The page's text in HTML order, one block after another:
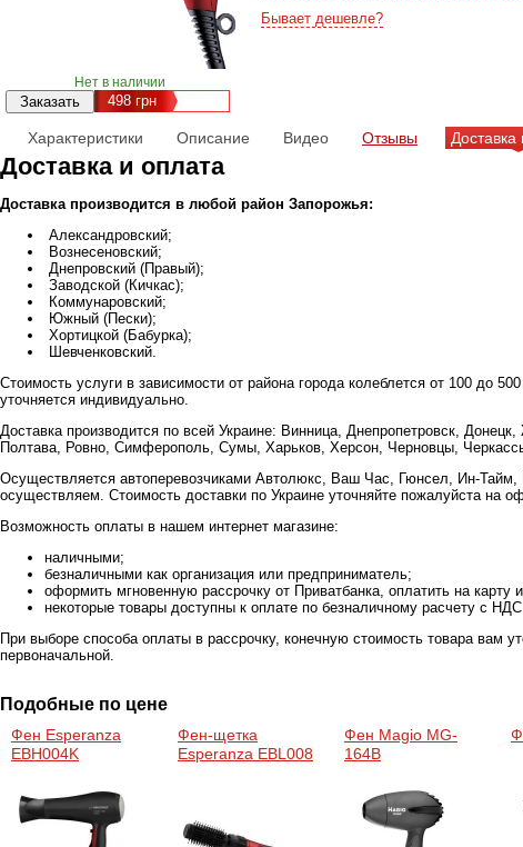
Нет в наличии
498грн
Бывает дешевле?
Характеристики Описание Видео Отзывы Доставка
Доставка и оплата
Доставка производится в любой район Запорожья:
Александровский;
Вознесеновский;
Днепровский (Правый);
Заводской (Кичкас);
Коммунаровский;
Южный (Пески);
Хортицкой (Бабурка);
Шевченковский.
Стоимость услуги в зависимости от района города колеблется от 100 до
уточняется индивидуально.
Доставка производится по всей Украине: Винница, Днепропетровск,
Полтава, Ровно, Симферополь, Сумы, Харьков, Херсон, Черновцы,
Осуществляется автоперевозчиками Автолюкс, Ваш Час, Гюнсел, Ин-
осуществляем. Стоимость доставки по Украине уточняйте пожалуйста на
Возможность оплаты в нашем интернет магазине:
наличными;
безналичными как организация или предприниматель;
оформить мгновенную рассрочку от Приватбанка, оплатить на
некоторые товары доступны к оплате по безналичному расчету с
При выборе способа оплаты в рассрочку, конечную стоимость товара вам
первоначальной.
Подобные по цене
Фен Esperanza
EBH004K
Фен-щетка
Esperanza EBL008
Фен Magio MG-
164B